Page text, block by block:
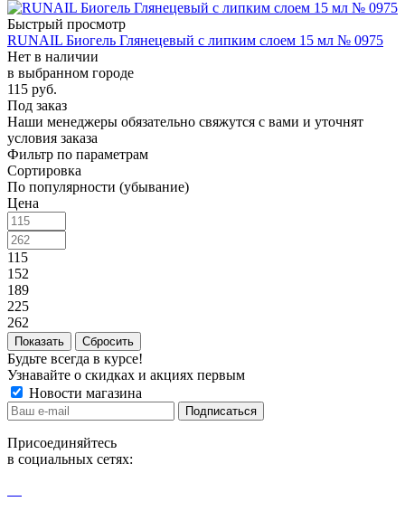
Быстрый просмотр
RUNAIL Биогель Глянецевый с липким слоем 15 мл № 0975
Нет в наличии
в выбранном городе
115 руб.
Под заказ
Наши менеджеры обязательно свяжутся с вами и уточнят
условия заказа
Фильтр по параметрам
Сортировка
По популярности (убывание)
Цена
115
152
189
225
262
Сбросить
Будьте всегда в курсе!
Узнавайте о скидках и акциях первым
Новости магазина
Присоединяйтесь
в социальных сетях: